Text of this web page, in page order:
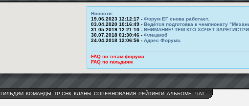
Новости:
19.06.2023 12:12:17 - Форум ЕГ снова работает.
03.04.2020 10:16:49 - Ведётся подготовка к чемпионату
31.05.2019 12:21:10 - ВНИМАНИЕ! ТЕМ КТО ХОЧЕТ
30.07.2018 01:30:46 - Флешмоб
24.04.2018 12:06:56 - Адрес Форума.
FAQ по тегам форума
FAQ по гильдиям
ГИЛЬДИИ КОМАНДЫ ТР СНК КЛАНЫ СОРЕВНОВАНИЯ РЕЙТИНГИ АЛЬБОМЫ ЧАТ